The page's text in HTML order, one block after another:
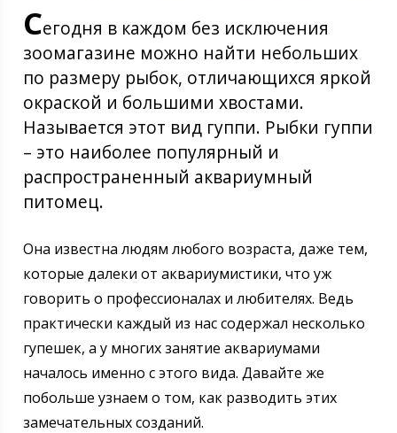
Сегодня в каждом без исключения
зоомагазине можно найти небольших
по размеру рыбок, отличающихся яркой
окраской и большими хвостами.
Называется этот вид гуппи. Рыбки гуппи
– это наиболее популярный и
распространенный аквариумный
питомец.
Она известна людям любого возраста, даже тем,
которые далеки от аквариумистики, что уж
говорить о профессионалах и любителях. Ведь
практически каждый из нас содержал несколько
гупешек, а у многих занятие аквариумами
началось именно с этого вида. Давайте же
побольше узнаем о том, как разводить этих
замечательных созданий.